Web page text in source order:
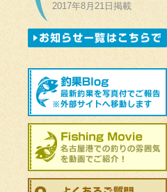
2017年8月21日掲載